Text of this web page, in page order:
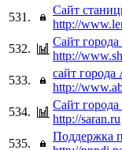
531.
Сайт
http://
532.
Сайт
http://
533.
сайт города
http://
534.
Сайт
http://saran.ru
535.
Поддержка